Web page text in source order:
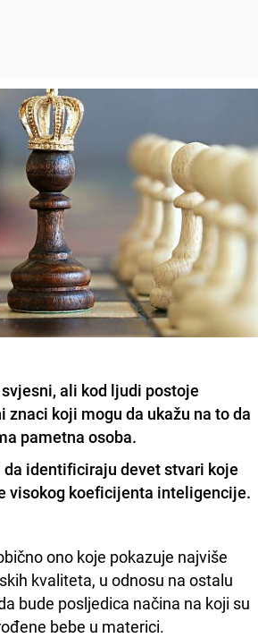
ali kod ljudi postoje
koji mogu da ukažu na to da
pametna osoba.
identificiraju devet stvari koje
visokog koeficijenta inteligencije.
ono koje pokazuje najviše
kvaliteta, u odnosu na ostalu
bude posljedica načina na koji su
bebe u materici.